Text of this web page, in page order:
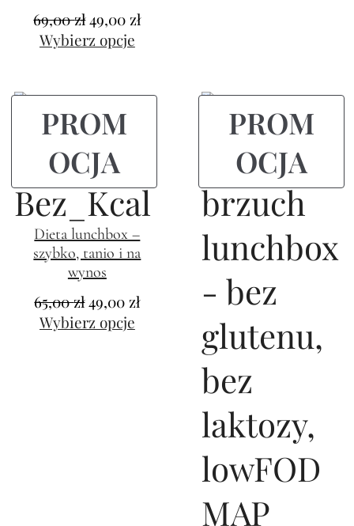
69,00zł49,00 zł
Wybierz opcje
PROM
OCJA
Dieta lunchbox –
szybko, tanio i na
wynos
65,00zł49,00 zł
Wybierz opcje
PROM
OCJA